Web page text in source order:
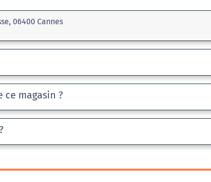
06400 Cannes
ce magasin ?